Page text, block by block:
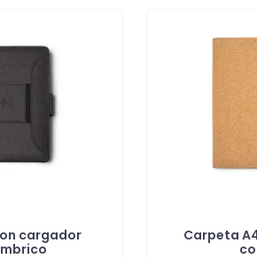
cargador
Carpeta